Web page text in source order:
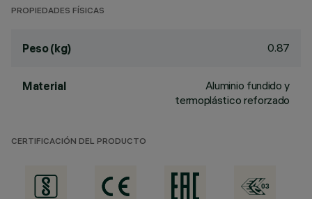
PROPIEDADES FÍSICAS
Peso (kg) 0.87
Material
Aluminio fundido y
termoplástico reforzado
CERTIFICACIÓN DEL PRODUCTO